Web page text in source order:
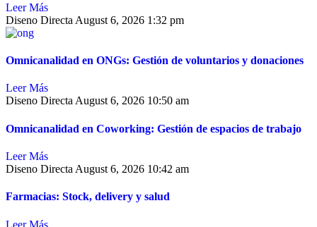
Leer Más
Diseno Directa August 6, 2026 1:32 pm
Omnicanalidad en ONGs: Gestión de voluntarios y donaciones
Leer Más
Diseno DirectaAugust 6, 2026 10:50 am
Omnicanalidad en Coworking: Gestión de espacios de trabajo
Leer Más
Diseno Directa August 6, 2026 10:42 am
Farmacias: Stock, delivery y salud
Leer Más